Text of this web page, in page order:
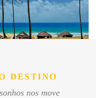
DESTINO
nos move